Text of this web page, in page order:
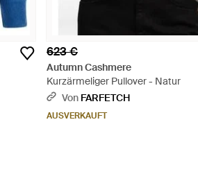
623 €
Autumn Cashmere
Kurzärmeliger Pullover - Natur
Von FARFETCH
AUSVERKAUFT